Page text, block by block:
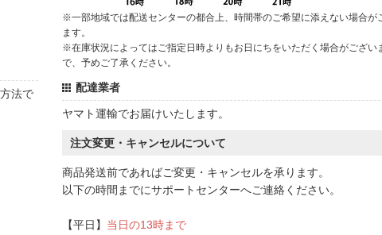
法で
※一部地域では配送センターの都合上、時間帯のご希望に添えない場合が
ます。
※在庫状況によってはご指定日時よりもお日にちをいただく場合がござい
で、予めご了承ください。
配達業者
ヤマト運輸でお届けいたします。
注文変更・キャンセルについて
商品発送前であればご変更・キャンセルを承ります。
以下の時間までにサポートセンターへご連絡ください。
【平日】 当日の13時まで